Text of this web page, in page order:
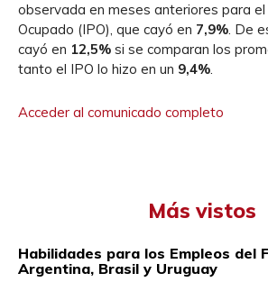
observada en meses anteriores para
Ocupado (IPO), que cayó en 7,9%. De
cayó en 12,5% si se comparan los
tanto el IPO lo hizo en un 9,4%.
Acceder al comunicado completo
Más vistos
Habilidades para los Empleos del
Argentina, Brasil y Uruguay